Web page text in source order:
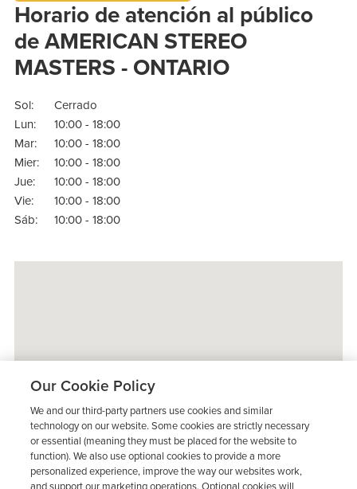
Horario de atención al público
de AMERICAN STEREO
MASTERS - ONTARIO
Sol:
Cerrado
Lun:
10:00 - 18:00
Mar:
10:00 - 18:00
Mier:
10:00 - 18:00
Jue:
10:00 - 18:00
Vie:
10:00 - 18:00
Sáb:
10:00 - 18:00
Our Cookie Policy
We and our third-party partners use cookies and similar
technology on our website. Some cookies are strictly necessary
or essential (meaning they must be placed for the website to
function). We also use optional cookies to provide a more
personalized experience, improve the way our websites work,